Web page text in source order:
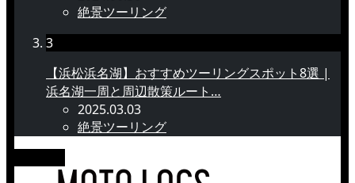
絶景ツーリング
3
【浜松浜名湖】おすすめツーリングスポット8選 |
浜名湖一周と周辺散策ルート…
2025.03.03
絶景ツーリング